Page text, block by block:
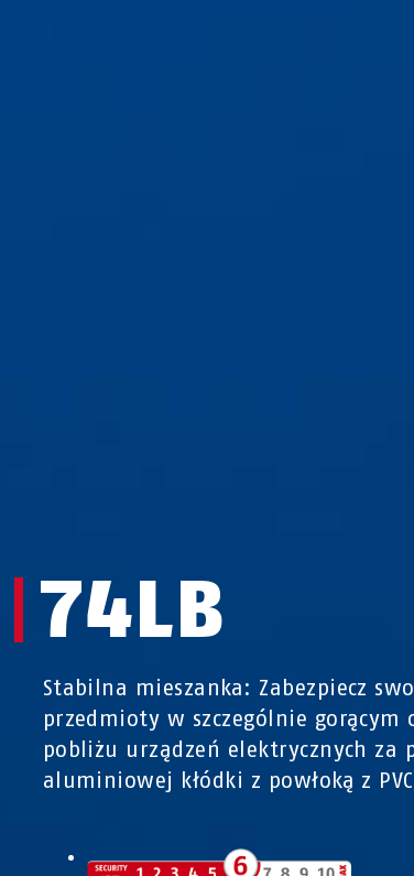
74LB
Stabilna mieszanka: Zabezpiecz
przedmioty w szczególnie gorącym
pobliżu urządzeń elektrycznych za
aluminiowej kłódki z powłoką z